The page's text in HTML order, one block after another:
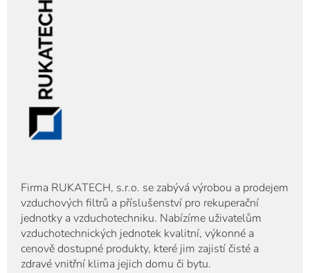
Firma RUKATECH, s.r.o. se zabývá výrobou a prodejem
vzduchových filtrů a příslušenství pro rekuperační
jednotky a vzduchotechniku. Nabízíme uživatelům
vzduchotechnických jednotek kvalitní, výkonné a
cenově dostupné produkty, které jim zajistí čisté a
zdravé vnitřní klima jejich domu či bytu.